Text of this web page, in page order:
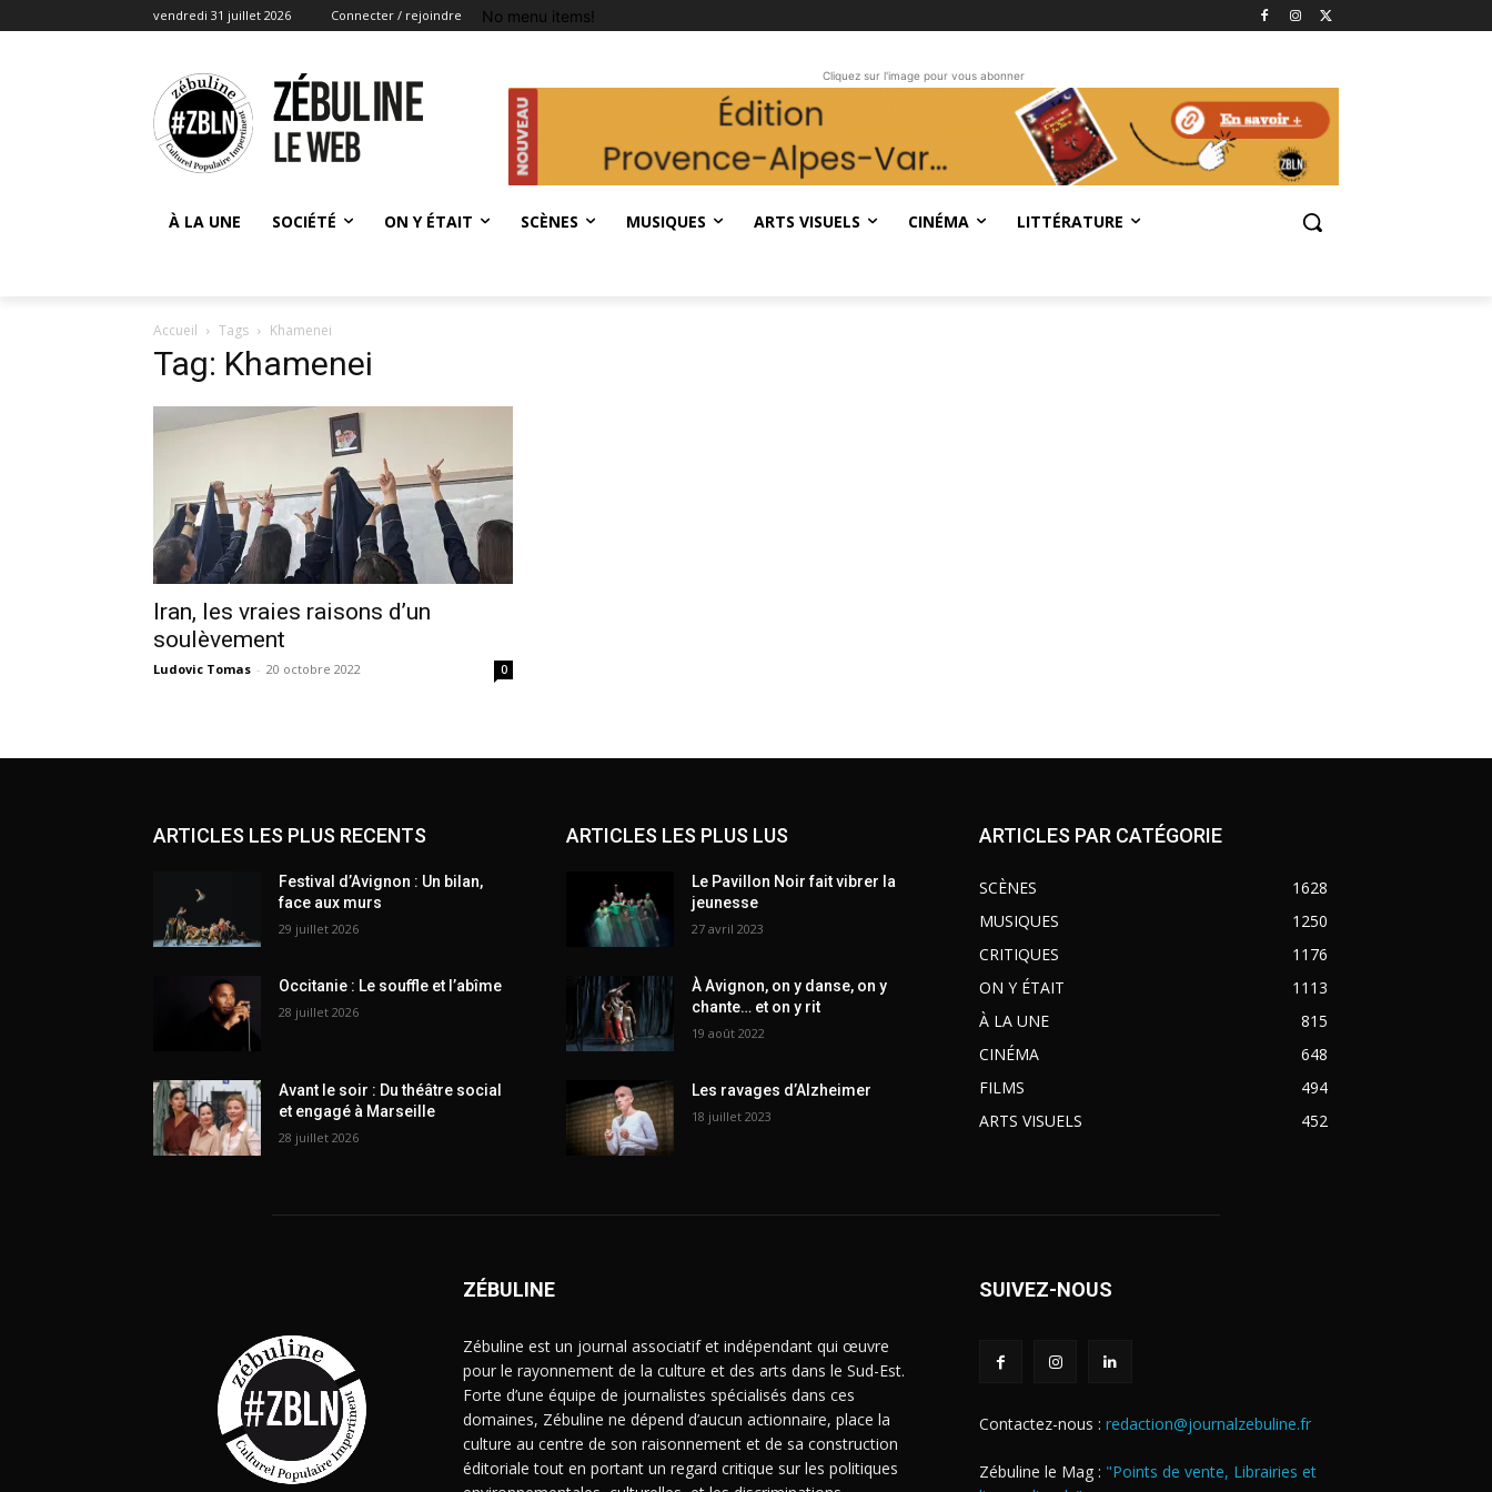
vendredi 31 juillet 2026 Connecter / rejoindre No menu items!
Cliquez sur l'image pour vous abonner
À LA UNE SOCIÉTÉ ON Y ÉTAIT SCÈNES MUSIQUES ARTS VISUELS CINÉMA LITTÉRATURE
Accueil Tags Khamenei
Tag: Khamenei
Iran, les vraies raisons d’un
soulèvement
Ludovic Tomas - 20 octobre 2022 0
ARTICLES LES PLUS RECENTS
Festival d’Avignon : Un bilan,
face aux murs
29 juillet 2026
Occitanie : Le souffle et l’abîme
28 juillet 2026
Avant le soir : Du théâtre social
et engagé à Marseille
28 juillet 2026
ARTICLES LES PLUS LUS
Le Pavillon Noir fait vibrer la
jeunesse
27 avril 2023
À Avignon, on y danse, on y
chante… et on y rit
19 août 2022
Les ravages d’Alzheimer
18 juillet 2023
ARTICLES PAR CATÉGORIE
SCÈNES
1628
MUSIQUES
1250
CRITIQUES
1176
ON Y ÉTAIT
1113
À LA UNE
815
CINÉMA
648
FILMS
494
ARTS VISUELS
452
ZÉBULINE
Zébuline est un journal associatif et indépendant qui œuvre
pour le rayonnement de la culture et des arts dans le Sud-Est.
Forte d’une équipe de journalistes spécialisés dans ces
domaines, Zébuline ne dépend d’aucun actionnaire, place la
culture au centre de son raisonnement et de sa construction
éditoriale tout en portant un regard critique sur les politiques
SUIVEZ-NOUS
Contactez-nous : redaction@journalzebuline.fr
Zébuline le Mag : "Points de vente, Librairies et